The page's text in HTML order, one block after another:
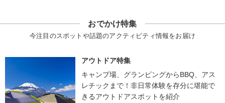
おでかけ特集
今注目のスポットや話題のアクティビティ情報をお届け
アウトドア特集
キャンプ場、グランピングからBBQ、アス
レチックまで！非日常体験を存分に堪能で
きるアウトドアスポットを紹介